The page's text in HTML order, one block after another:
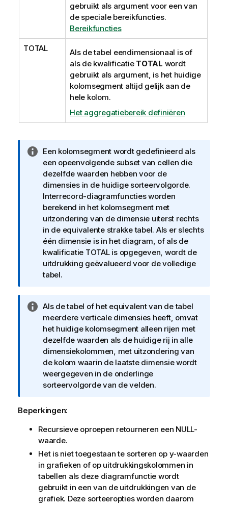
gebruikt als argument voor een van
de speciale bereikfuncties.
Bereikfuncties
TOTAL
Als de tabel eendimensionaal is of
als de kwalificatie TOTAL wordt
gebruikt als argument, is het huidige
kolomsegment altijd gelijk aan de
hele kolom.
Het aggregatiebereik definiëren
I
n
f
o
r
m
a
t
i
e
Een kolomsegment wordt gedefinieerd als
een opeenvolgende subset van cellen die
dezelfde waarden hebben voor de
dimensies in de huidige sorteervolgorde.
Interrecord-diagramfuncties worden
berekend in het kolomsegment met
uitzondering van de dimensie uiterst rechts
in de equivalente strakke tabel. Als er slechts
één dimensie is in het diagram, of als de
kwalificatie TOTALis opgegeven, wordt de
uitdrukking geëvalueerd voor de volledige
tabel.
I
n
f
o
r
m
a
t
e
Als de tabel of het equivalent van de tabel
meerdere verticale dimensies heeft, omvat
het huidige kolomsegment alleen rijen met
dezelfde waarden als de huidige rij in alle
dimensiekolommen, met uitzondering van
de kolom waarin de laatste dimensie wordt
weergegeven in de onderlinge
sorteervolgorde van de velden.
Beperkingen:
Recursieve oproepen retourneren een NULL-
waarde.
Het is niet toegestaan te sorteren op y-waarden
in grafieken of op uitdrukkingskolommen in
tabellen als deze diagramfunctie wordt
gebruikt in een van de uitdrukkingen van de
grafiek. Deze sorteeropties worden daarom